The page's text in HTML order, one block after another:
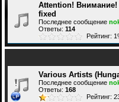
Attention!
fixed
Последнее сообщение
Ответы: 114
Рейтинг:
Various Artists
Последнее сообщение
Ответы: 168
Рейтинг: